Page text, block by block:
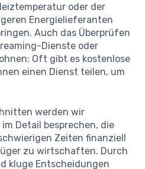
oder der
Energielieferanten
Auch das Überprüfen
Dienste oder
Oft gibt es kostenlose
einen Dienst teilen, um
werden wir
Detail besprechen, die
Zeiten finanziell
zu wirtschaften. Durch
kluge Entscheidungen